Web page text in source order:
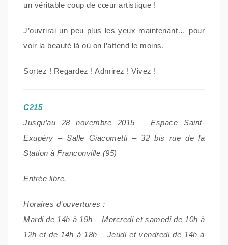
un véritable coup de cœur artistique !
J’ouvrirai un peu plus les yeux maintenant… pour
voir la beauté là où on l’attend le moins.
Sortez ! Regardez ! Admirez ! Vivez !
C215
Jusqu’au 28 novembre 2015 – Espace Saint-
Exupéry – Salle Giacometti – 32 bis rue de la
Station à Franconville (95)
Entrée libre.
Horaires d’ouvertures :
Mardi de 14h à 19h – Mercredi et samedi de 10h à
12h et de 14h à 18h – Jeudi et vendredi de 14h à